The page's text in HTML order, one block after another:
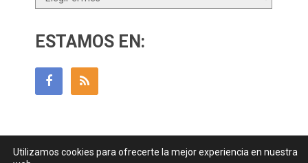
ESTAMOS EN:
Utilizamos cookies para ofrecerte la mejor experiencia en nuestra